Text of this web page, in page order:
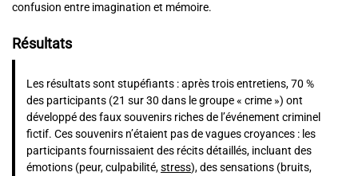
confusion entre imagination et mémoire.
Résultats
Les résultats sont stupéfiants : après trois entretiens, 70 %
des participants (21 sur 30 dans le groupe « crime ») ont
développé des faux souvenirs riches de l’événement criminel
fictif. Ces souvenirs n’étaient pas de vagues croyances : les
participants fournissaient des récits détaillés, incluant des
émotions (peur, culpabilité,stress), des sensations (bruits,